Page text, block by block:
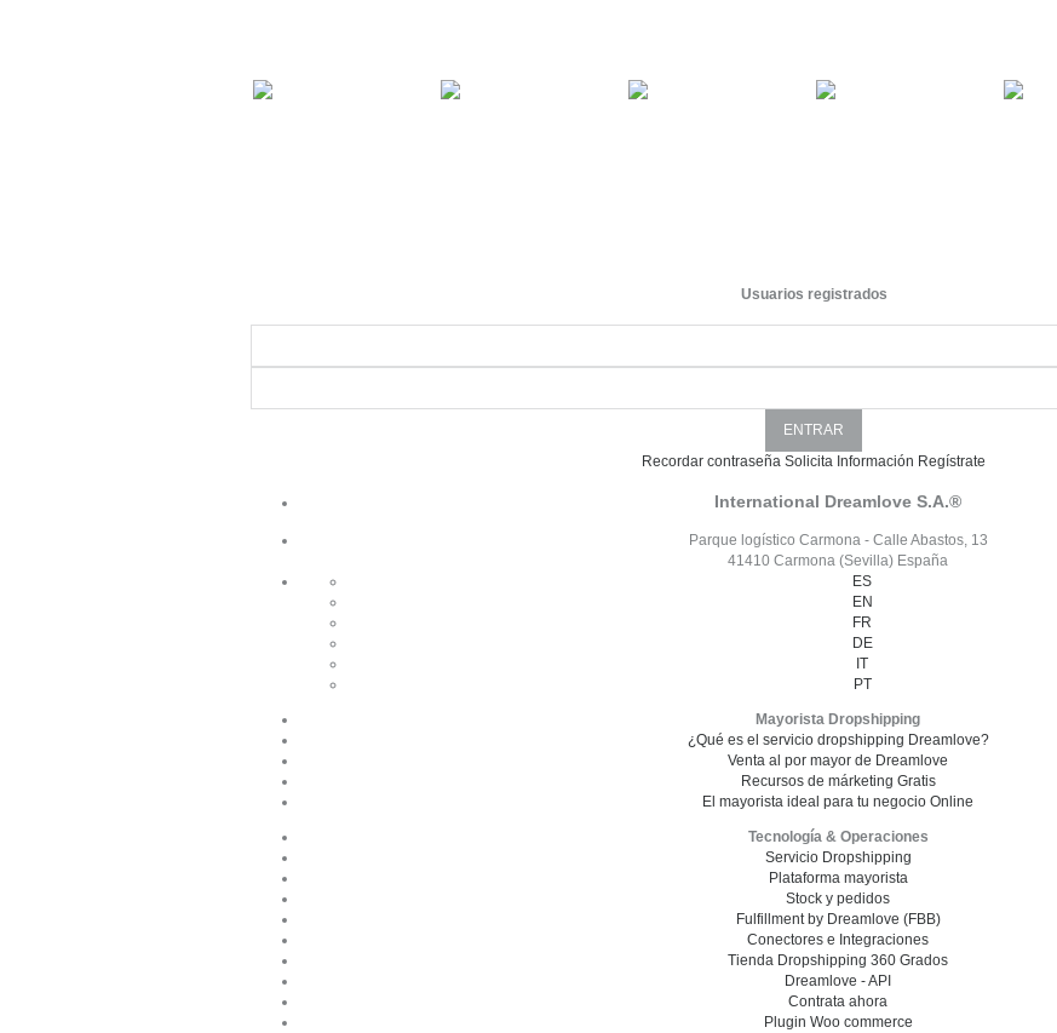
Usuarios registrados
Recordar contraseña Solicita Información Regístrate
International Dreamlove S.A.®
Parque logístico Carmona - Calle Abastos, 13
41410 Carmona (Sevilla) España
ES
EN
FR
DE
IT
PT
Mayorista Dropshipping
¿Qué es el servicio dropshipping Dreamlove?
Venta al por mayor de Dreamlove
Recursos de márketing Gratis
El mayorista ideal para tu negocio Online
Tecnología & Operaciones
Servicio Dropshipping
Plataforma mayorista
Stock y pedidos
Fulfillment by Dreamlove (FBB)
Conectores e Integraciones
Tienda Dropshipping 360 Grados
Dreamlove - API
Contrata ahora
Plugin Woo commerce